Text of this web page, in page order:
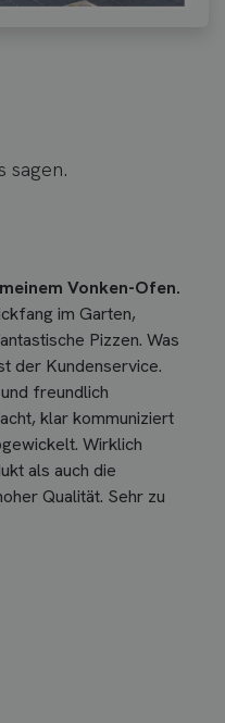
sagen.
Vonken-Ofen.
im Garten,
Pizzen. Was
der Kundenservice.
freundlich
klar kommuniziert
Wirklich
als auch die
Qualität. Sehr zu